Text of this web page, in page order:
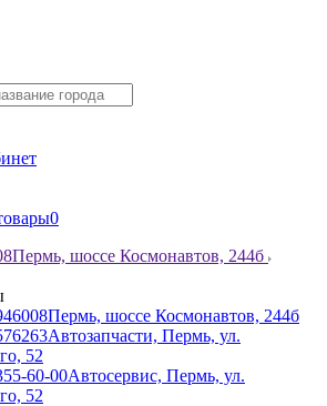
0
Пермь, шоссе Космонавтов, 244б
Пермь, шоссе Космонавтов, 244б
Автозапчасти, Пермь, ул.
52
60-00Автосервис, Пермь, ул.
52